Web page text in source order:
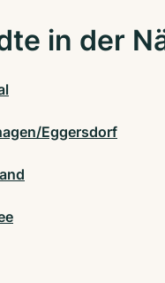
in der
Eggersdorf